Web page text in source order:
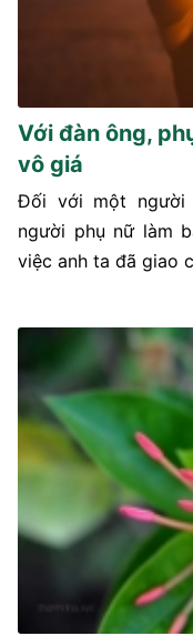
Với đàn ông,
vô giá
Đối với một người
người phụ nữ làm
việc anh ta đã giao